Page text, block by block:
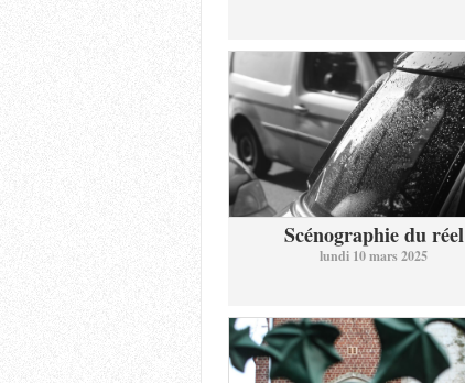
Scénographie du réel
lundi 10 mars 2025